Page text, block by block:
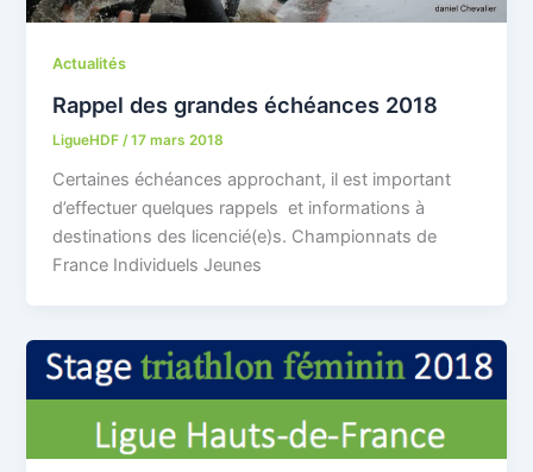
Actualités
Rappel des grandes échéances 2018
LigueHDF/17 mars 2018
Certaines échéances approchant, il est important
d’effectuer quelques rappels et informations à
destinations des licencié(e)s. Championnats de
France Individuels Jeunes